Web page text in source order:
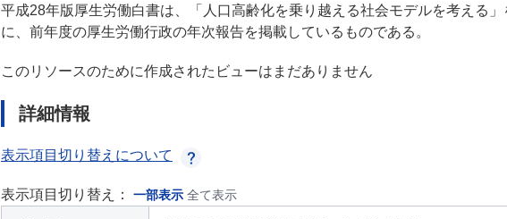
平成28年版厚生労働白書は、「人口高齢化を乗り越える社会モデルを考える
に、前年度の厚生労働行政の年次報告を掲載しているものである。
このリソースのために作成されたビューはまだありません
詳細情報
表示項目切り替えについて
表示項目切り替え： 一部表示 全て表示